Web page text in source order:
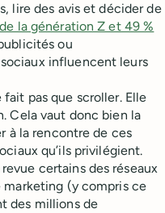
lire des avis et décider de
la génération Z et 49 %
ou
influencent leurs
pas que scroller. Elle
Cela vaut donc bien la
à la rencontre de ces
qu’ils privilégient.
certains des réseaux
marketing (y compris ce
des millions de